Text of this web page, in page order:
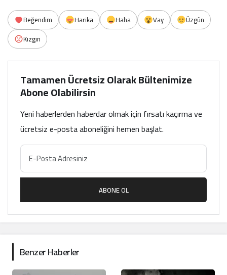
Beğendim Harika Haha Vay
Üzgün
Kızgın
Tamamen Ücretsiz Olarak Bültenimize
Abone Olabilirsin
Yeni haberlerden haberdar olmak için fırsatı kaçırma ve
ücretsiz e-posta aboneliğini hemen başlat.
ABONE OL
Benzer Haberler